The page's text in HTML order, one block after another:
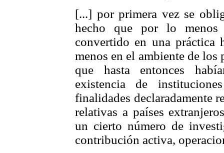
[...] por primera vez se
hecho que por lo menos
convertido en una práctica
menos en el ambiente de
que hasta entonces
existencia de
finalidades declaradamente
relativas a países
un cierto número de
contribución activa,